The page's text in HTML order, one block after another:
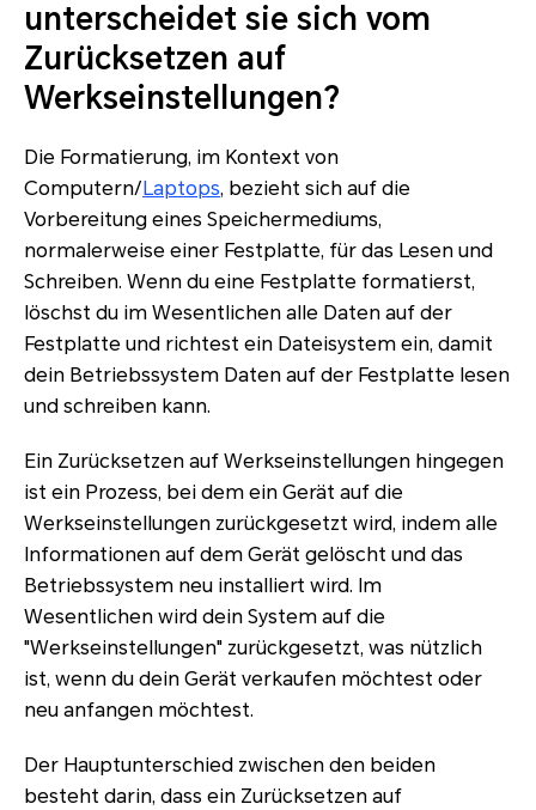
unterscheidet sie sich vom
Zurücksetzen auf
Werkseinstellungen?
Die Formatierung, im Kontext von
Computern/ Laptops, bezieht sich auf die
Vorbereitung eines Speichermediums,
normalerweise einer Festplatte, für das Lesen und
Schreiben. Wenn du eine Festplatte formatierst,
löschst du im Wesentlichen alle Daten auf der
Festplatte und richtest ein Dateisystem ein, damit
dein Betriebssystem Daten auf der Festplatte lesen
und schreiben kann.
Ein Zurücksetzen auf Werkseinstellungen hingegen
ist ein Prozess, bei dem ein Gerät auf die
Werkseinstellungen zurückgesetzt wird, indem alle
Informationen auf dem Gerät gelöscht und das
Betriebssystem neu installiert wird. Im
Wesentlichen wird dein System auf die
"Werkseinstellungen" zurückgesetzt, was nützlich
ist, wenn du dein Gerät verkaufen möchtest oder
neu anfangen möchtest.
Der Hauptunterschied zwischen den beiden
besteht darin, dass ein Zurücksetzen auf